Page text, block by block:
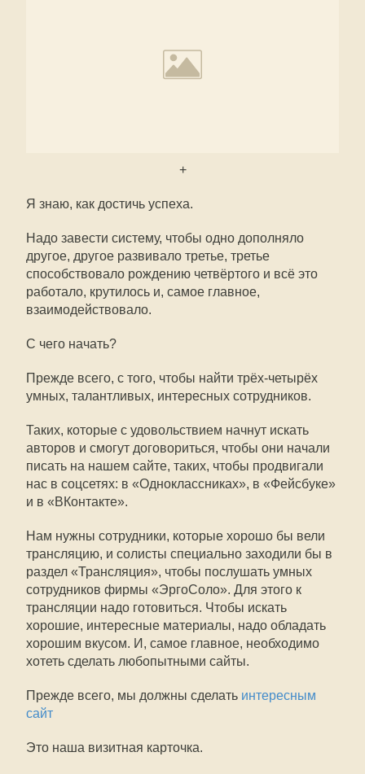
+
Я знаю, как достичь успеха.
Надо завести систему, чтобы одно дополняло
другое, другое развивало третье, третье
способствовало рождению четвёртого и всё это
работало, крутилось и, самое главное,
взаимодействовало.
С чего начать?
Прежде всего, с того, чтобы найти трёх-четырёх
умных, талантливых, интересных сотрудников.
Таких, которые с удовольствием начнут искать
авторов и смогут договориться, чтобы они начали
писать на нашем сайте, таких, чтобы продвигали
нас в соцсетях: в «Одноклассниках», в «Фейсбуке»
и в «ВКонтакте».
Нам нужны сотрудники, которые хорошо бы вели
трансляцию, и солисты специально заходили бы в
раздел «Трансляция», чтобы послушать умных
сотрудников фирмы «ЭргоСоло». Для этого к
трансляции надо готовиться. Чтобы искать
хорошие, интересные материалы, надо обладать
хорошим вкусом. И, самое главное, необходимо
хотеть сделать любопытными сайты.
Прежде всего, мы должны сделать интересным
сайт
Это наша визитная карточка.